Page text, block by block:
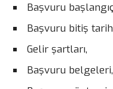
Başvuru
Başvuru bitiş
Gelir şartları,
Başvuru belgeleri,